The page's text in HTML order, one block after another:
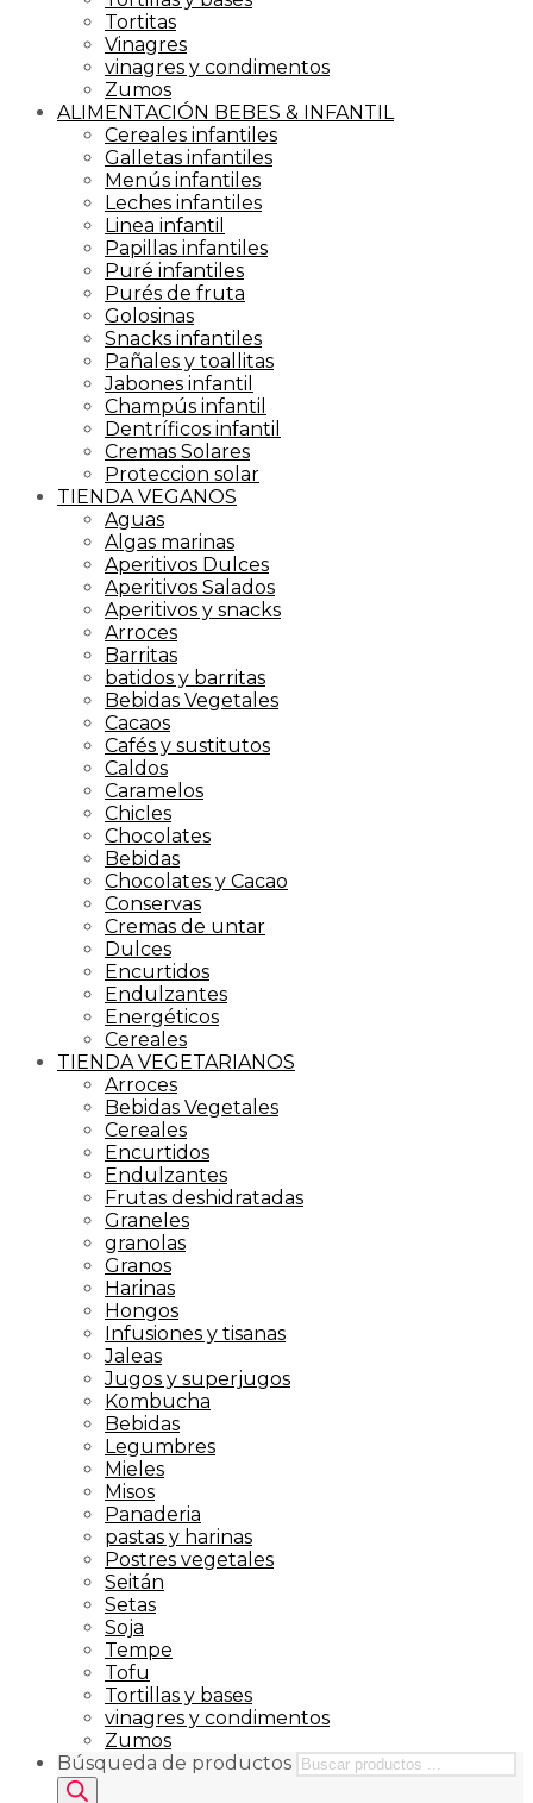
Tortitas
Vinagres
vinagres y condimentos
Zumos
ALIMENTACIÓN BEBES & INFANTIL
Cereales infantiles
Galletas infantiles
Menús infantiles
Leches infantiles
Linea infantil
Papillas infantiles
Puré infantiles
Purés de fruta
Golosinas
Snacks infantiles
Pañales y toallitas
Jabones infantil
Champús infantil
Dentríficos infantil
Cremas Solares
Proteccion solar
TIENDA VEGANOS
Aguas
Algas marinas
Aperitivos Dulces
Aperitivos Salados
Aperitivos y snacks
Arroces
Barritas
batidos y barritas
Bebidas Vegetales
Cacaos
Cafés y sustitutos
Caldos
Caramelos
Chicles
Chocolates
Bebidas
Chocolates y Cacao
Conservas
Cremas de untar
Dulces
Encurtidos
Endulzantes
Energéticos
Cereales
TIENDA VEGETARIANOS
Arroces
Bebidas Vegetales
Cereales
Encurtidos
Endulzantes
Frutas deshidratadas
Graneles
granolas
Granos
Harinas
Hongos
Infusiones y tisanas
Jaleas
Jugos y superjugos
Kombucha
Bebidas
Legumbres
Mieles
Misos
Panaderia
pastas y harinas
Postres vegetales
Seitán
Setas
Soja
Tempe
Tofu
Tortillas y bases
vinagres y condimentos
Zumos
Búsqueda de productos